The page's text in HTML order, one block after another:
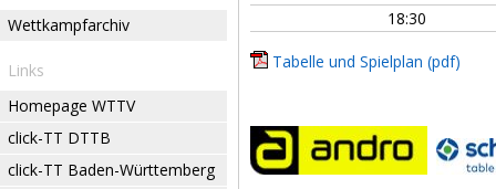
Wettkampfarchiv
Links
Homepage WTTV
click-TT DTTB
click-TT Baden-Württemberg
18:30
Tabelle und Spielplan (pdf)